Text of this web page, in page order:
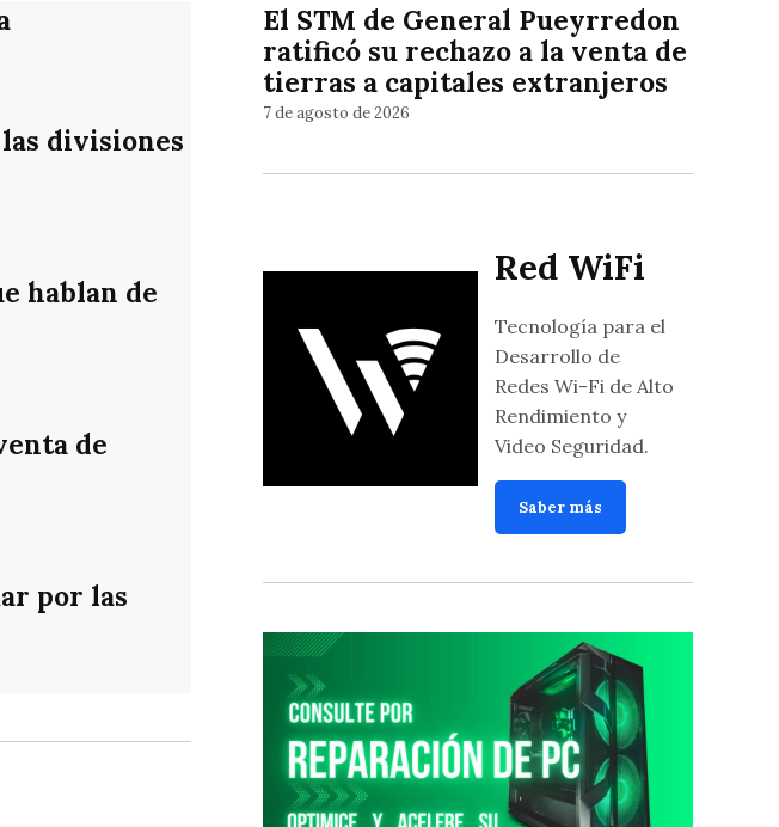
divisiones
hablan de
de
por las
El STM de General Pueyrredon
ratificó su rechazo a la venta de
tierras a capitales extranjeros
7 de agosto de 2026
Red WiFi
Tecnología para el
Desarrollo de
Redes Wi-Fi de Alto
Rendimiento y
Video Seguridad.
Saber más